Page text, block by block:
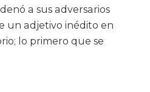
a sus adversarios
un adjetivo inédito en
lo primero que se